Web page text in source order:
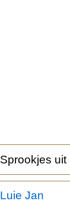
Sprookjes uit
Luie Jan